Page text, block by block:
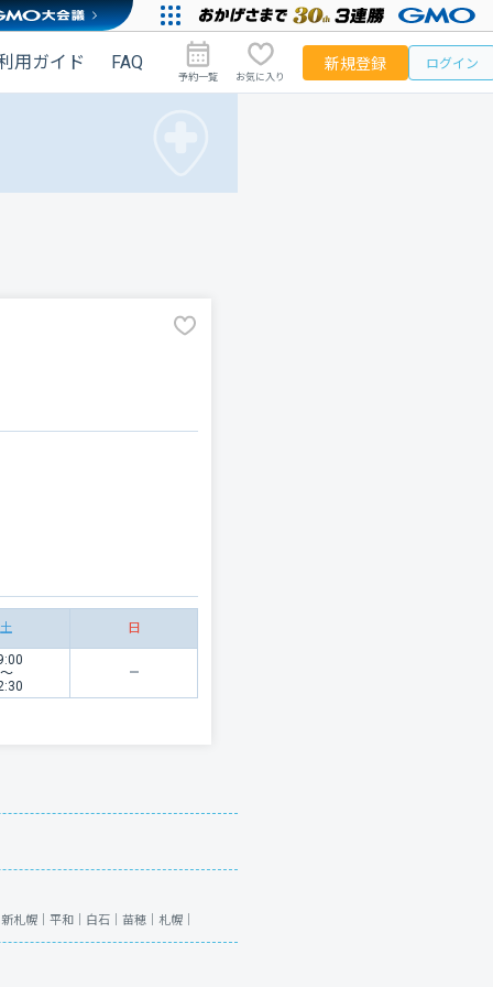
用ガイド FAQ
予約一覧 お気に入り
新規登録 ログイン
土 日
〜
新札幌｜ 平和｜ 白石｜ 苗穂｜ 札幌｜